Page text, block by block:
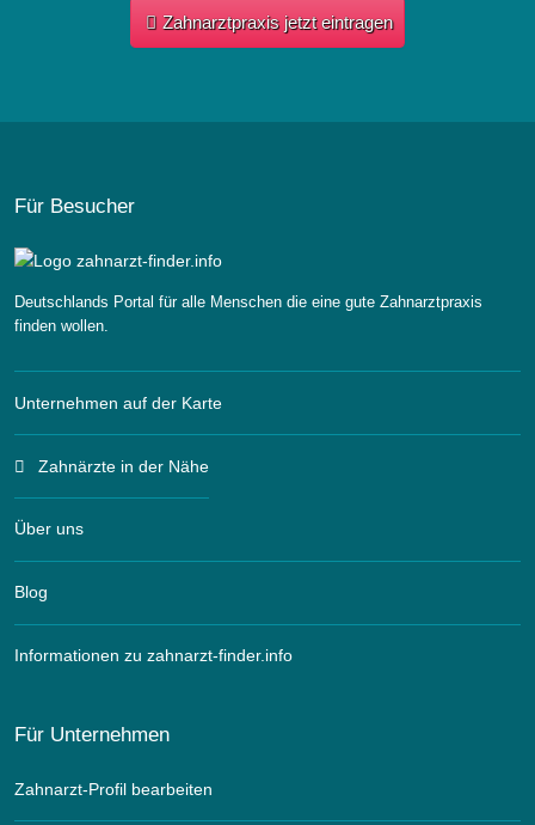
Zahnarztpraxis jetzt eintragen
Für Besucher
Deutschlands Portal für alle Menschen die eine gute Zahnarztpraxis
finden wollen.
Unternehmen auf der Karte
Zahnärzte in der Nähe
Über uns
Blog
Informationen zu zahnarzt-finder.info
Für Unternehmen
Zahnarzt-Profil bearbeiten